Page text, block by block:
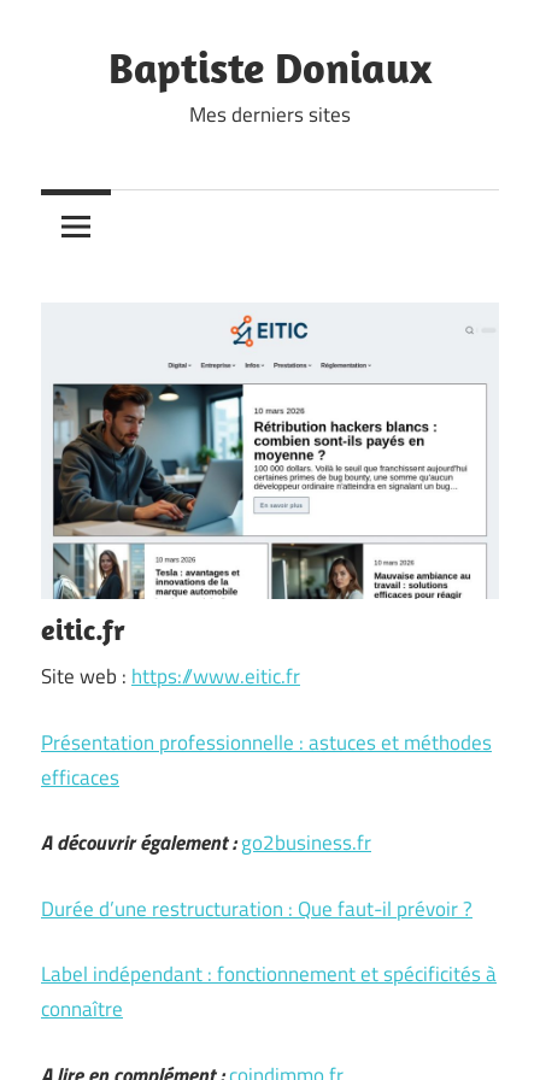
Baptiste Doniaux
Mes derniers sites
eitic.fr
Site web : https://www.eitic.fr
Présentation professionnelle : astuces et méthodes
efficaces
A découvrir également :go2business.fr
Durée d’une restructuration : Que faut-il prévoir ?
Label indépendant : fonctionnement et spécificités à
connaître